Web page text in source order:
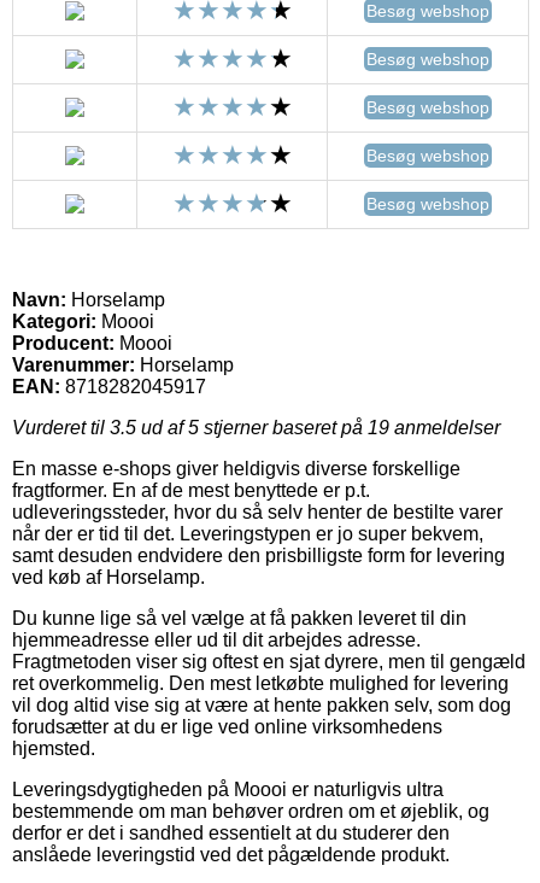
Besøg webshop
Besøg webshop
Besøg webshop
Besøg webshop
Besøg webshop
Navn: Horselamp
Kategori: Moooi
Producent: Moooi
Varenummer: Horselamp
EAN: 8718282045917
Vurderet til 3.5 ud af 5 stjerner baseret på 19 anmeldelser
En masse e-shops giver heldigvis diverse forskellige
fragtformer. En af de mest benyttede er p.t.
udleveringssteder, hvor du så selv henter de bestilte varer
når der er tid til det. Leveringstypen er jo super bekvem,
samt desuden endvidere den prisbilligste form for levering
ved køb af Horselamp.
Du kunne lige så vel vælge at få pakken leveret til din
hjemmeadresse eller ud til dit arbejdes adresse.
Fragtmetoden viser sig oftest en sjat dyrere, men til gengæld
ret overkommelig. Den mest letkøbte mulighed for levering
vil dog altid vise sig at være at hente pakken selv, som dog
forudsætter at du er lige ved online virksomhedens
hjemsted.
Leveringsdygtigheden på Moooi er naturligvis ultra
bestemmende om man behøver ordren om et øjeblik, og
derfor er det i sandhed essentielt at du studerer den
anslåede leveringstid ved det pågældende produkt.